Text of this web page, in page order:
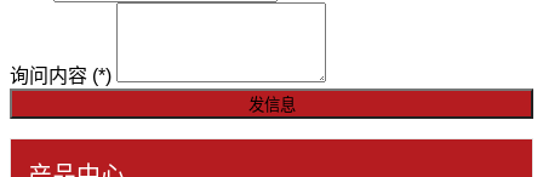
询问内容 (*)
发信息